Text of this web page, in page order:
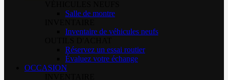
Salle de montre
Inventaire de véhicules neufs
Réservez un essai routier
Évaluez votre échange
OCCASION